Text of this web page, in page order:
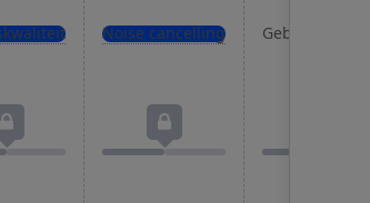
Noise cancelling